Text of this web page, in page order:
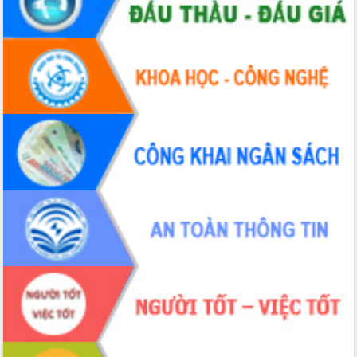
Tháo gỡ những vướng mắc, đẩy mạnh
công tác cải cách thủ tục hành chính
tại Trung tâm Phục vụ hành chính
công tỉnh
Đắk Lắk: Tôn vinh 46 giải pháp tại Hội
thi Sáng tạo Kỹ thuật 2024 - 2025
Đắk Lắk rà soát, điều chỉnh Đề án 190
về phát triển nuôi trồng thủy sản
Phó Chủ tịch UBND tỉnh Đắk Lắk
Trương Công Thái kiểm tra thực địa
Dự án cao tốc Khánh Hòa - Buôn Ma
Thuột
Định vị cà phê Việt Nam như một “di
sản sống” trong dòng chảy toàn cầu
Xây dựng nông thôn mới: Nâng cao đời
sống người dân từ những mô hình thiết
thực
Quyết liệt tháo gỡ vướng mắc, đẩy
nhanh tiến độ các dự án trọng điểm
trong Khu kinh tế Nam Phú Yên